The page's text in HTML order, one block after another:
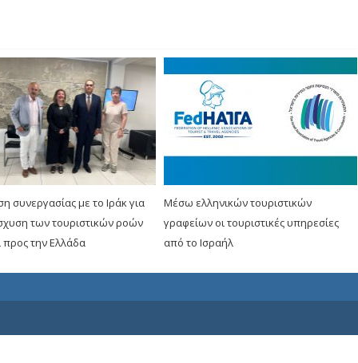
συνεργασίας με το Ιράκ για
των τουριστικών ροών
προς την Ελλάδα
Μέσω ελληνικών τουριστικών
γραφείων οι τουριστικές υπηρεσίες
από το Ισραήλ